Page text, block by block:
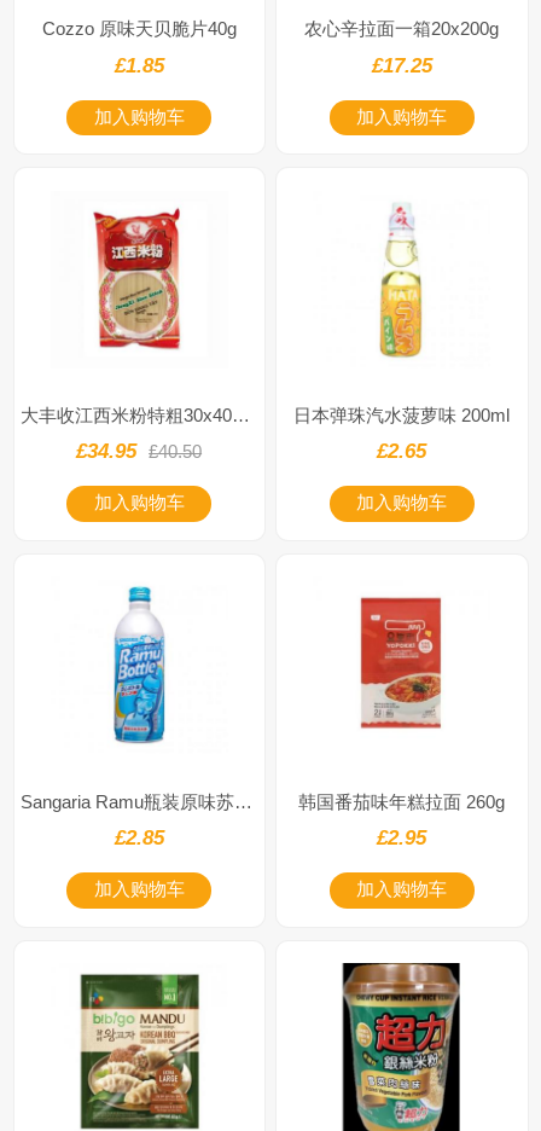
Cozzo 原味天贝脆片40g
£1.85
加入购物车
农心辛拉面一箱20x200g
£17.25
加入购物车
大丰收江西米粉特粗30x400g(箱)
£34.95 £40.50
加入购物车
日本弹珠汽水菠萝味 200ml
£2.65
加入购物车
Sangaria Ramu瓶装原味苏打水500ml
£2.85
加入购物车
韩国番茄味年糕拉面 260g
£2.95
加入购物车